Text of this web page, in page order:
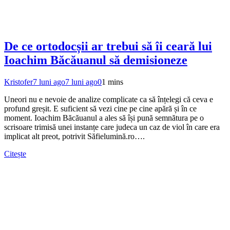
De ce ortodocșii ar trebui să îi ceară lui
Ioachim Băcăuanul să demisioneze
Kristofer7 luni ago7 luni ago01 mins
Uneori nu e nevoie de analize complicate ca să înțelegi că ceva e
profund greșit. E suficient să vezi cine pe cine apără și în ce
moment. Ioachim Băcăuanul a ales să își pună semnătura pe o
scrisoare trimisă unei instanțe care judeca un caz de viol în care era
implicat alt preot, potrivit Săfielumină.ro….
Citește